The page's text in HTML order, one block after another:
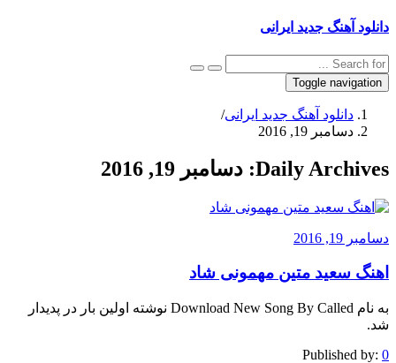
دانلود آهنگ جدید ایرانی
Toggle navigation
دانلود آهنگ جدید ایرانی/
دسامبر 19, 2016
Daily Archives: دسامبر 19, 2016
دسامبر 19, 2016
اهنگ سعید متین مهمونی شاد
به نام Download New Song By Called نوشته اولین بار در پدیدار
شد.
Published by: 0